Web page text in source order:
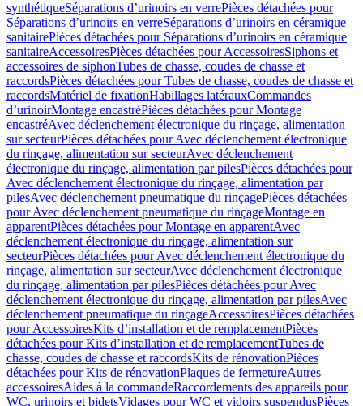
synthétiqueSéparations d’urinoirs en verrePièces détachées pour
Séparations d’urinoirs en verreSéparations d’urinoirs en céramique
sanitairePièces détachées pour Séparations d’urinoirs en céramique
sanitaireAccessoiresPièces détachées pour AccessoiresSiphons et
accessoires de siphonTubes de chasse, coudes de chasse et
raccordsPièces détachées pour Tubes de chasse, coudes de chasse et
raccordsMatériel de fixationHabillages latérauxCommandes
dʼurinoirMontage encastréPièces détachées pour Montage
encastréAvec déclenchement électronique du rinçage, alimentation
sur secteurPièces détachées pour Avec déclenchement électronique
du rinçage, alimentation sur secteurAvec déclenchement
électronique du rinçage, alimentation par pilesPièces détachées pour
Avec déclenchement électronique du rinçage, alimentation par
pilesAvec déclenchement pneumatique du rinçagePièces détachées
pour Avec déclenchement pneumatique du rinçageMontage en
apparentPièces détachées pour Montage en apparentAvec
déclenchement électronique du rinçage, alimentation sur
secteurPièces détachées pour Avec déclenchement électronique du
rinçage, alimentation sur secteurAvec déclenchement électronique
du rinçage, alimentation par pilesPièces détachées pour Avec
déclenchement électronique du rinçage, alimentation par pilesAvec
déclenchement pneumatique du rinçageAccessoiresPièces détachées
pour AccessoiresKits d’installation et de remplacementPièces
détachées pour Kits d’installation et de remplacementTubes de
chasse, coudes de chasse et raccordsKits de rénovationPièces
détachées pour Kits de rénovationPlaques de fermetureAutres
accessoiresAides à la commandeRaccordements des appareils pour
WC, urinoirs et bidetsVidages pour WC et vidoirs suspendusPièces